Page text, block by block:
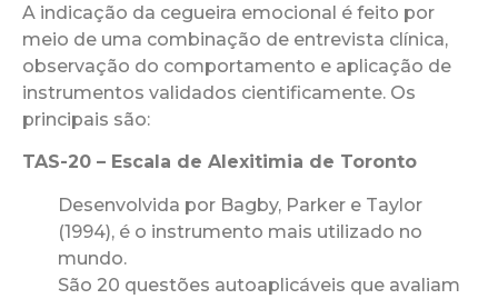
A indicação da cegueira emocional é feito por
meio de uma combinação de entrevista clínica,
observação do comportamento e aplicação de
instrumentos validados cientificamente. Os
principais são:
TAS-20 – Escala de Alexitimia de Toronto
Desenvolvida por Bagby, Parker e Taylor
(1994), é o instrumento mais utilizado no
mundo.
São 20 questões autoaplicáveis que avaliam